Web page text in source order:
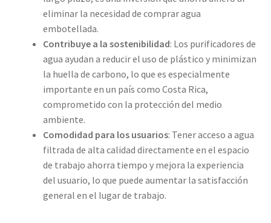
eliminar la necesidad de comprar agua
embotellada.
Contribuye a la sostenibilidad: Los purificadores de
agua ayudan a reducir el uso de plástico y minimizan
la huella de carbono, lo que es especialmente
importante en un país como Costa Rica,
comprometido con la protección del medio
ambiente.
Comodidad para los usuarios: Tener acceso a agua
filtrada de alta calidad directamente en el espacio
de trabajo ahorra tiempo y mejora la experiencia
del usuario, lo que puede aumentar la satisfacción
general en el lugar de trabajo.